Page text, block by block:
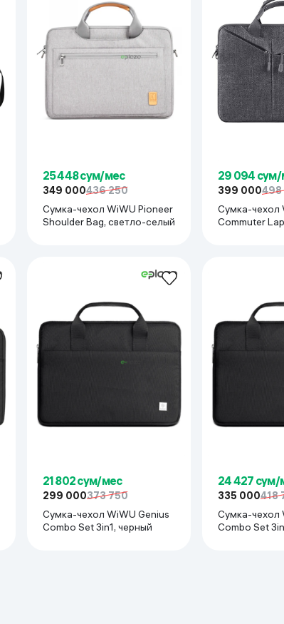
молнии с защитой от попадания влаги.
внутренние карманы для смартфона и аксессуаров,
25 448 сум/мес
349 000436 250
Сумка-чехол WiWU Pioneer
Shoulder Bag, светло-селый
29 094
399 000498
Сумка-чехол WiWU City
Commuter
21 802 сум/мес
299 000373 750
Сумка-чехол WiWU Genius
Combo Set 3in1, черный
24 427 сум/
335 000418
Сумка-чехол WiWU Genius
Combo Set